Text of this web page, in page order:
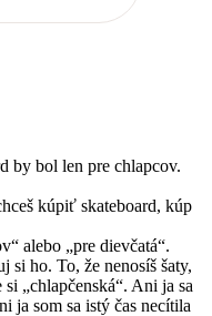
by bol len pre chlapcov.
kúpiť skateboard, kúp
alebo „pre dievčatá“.
si ho. To, že nenosíš šaty,
„chlapčenská“. Ani ja sa
ja som sa istý čas necítila